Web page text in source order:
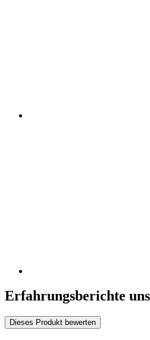
Erfahrungsberichte
Dieses Produkt bewerten